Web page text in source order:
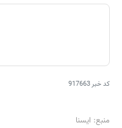
کد خبر917663
منبع: ایسنا